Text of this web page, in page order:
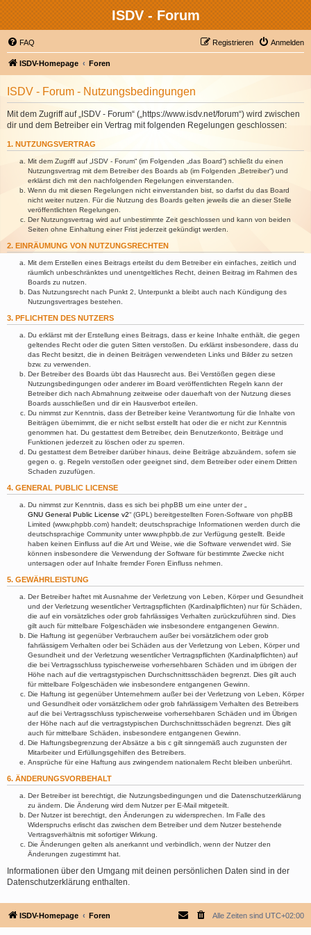
ISDV - Forum
FAQ Anmelden
Registrieren
ISDV-Homepage Foren
ISDV - Forum - Nutzungsbedingungen
Mit dem Zugriff auf „ISDV - Forum“ („https://www.isdv.net/forum“) wird zwischen
dir und dem Betreiber ein Vertrag mit folgenden Regelungen geschlossen:
1. NUTZUNGSVERTRAG
Mit dem Zugriff auf „ISDV - Forum“ (im Folgenden „das Board“) schließt du einen
Nutzungsvertrag mit dem Betreiber des Boards ab (im Folgenden „Betreiber“) und
erklärst dich mit den nachfolgenden Regelungen einverstanden.
Wenn du mit diesen Regelungen nicht einverstanden bist, so darfst du das Board
nicht weiter nutzen. Für die Nutzung des Boards gelten jeweils die an dieser Stelle
veröffentlichten Regelungen.
Der Nutzungsvertrag wird auf unbestimmte Zeit geschlossen und kann von beiden
Seiten ohne Einhaltung einer Frist jederzeit gekündigt werden.
2. EINRÄUMUNG VON NUTZUNGSRECHTEN
Mit dem Erstellen eines Beitrags erteilst du dem Betreiber ein einfaches, zeitlich und
räumlich unbeschränktes und unentgeltliches Recht, deinen Beitrag im Rahmen des
Boards zu nutzen.
Das Nutzungsrecht nach Punkt 2, Unterpunkt a bleibt auch nach Kündigung des
Nutzungsvertrages bestehen.
3. PFLICHTEN DES NUTZERS
Du erklärst mit der Erstellung eines Beitrags, dass er keine Inhalte enthält, die gegen
geltendes Recht oder die guten Sitten verstoßen. Du erklärst insbesondere, dass du
das Recht besitzt, die in deinen Beiträgen verwendeten Links und Bilder zu setzen
bzw. zu verwenden.
Der Betreiber des Boards übt das Hausrecht aus. Bei Verstößen gegen diese
Nutzungsbedingungen oder anderer im Board veröffentlichten Regeln kann der
Betreiber dich nach Abmahnung zeitweise oder dauerhaft von der Nutzung dieses
Boards ausschließen und dir ein Hausverbot erteilen.
Du nimmst zur Kenntnis, dass der Betreiber keine Verantwortung für die Inhalte von
Beiträgen übernimmt, die er nicht selbst erstellt hat oder die er nicht zur Kenntnis
genommen hat. Du gestattest dem Betreiber, dein Benutzerkonto, Beiträge und
Funktionen jederzeit zu löschen oder zu sperren.
Du gestattest dem Betreiber darüber hinaus, deine Beiträge abzuändern, sofern sie
gegen o. g. Regeln verstoßen oder geeignet sind, dem Betreiber oder einem Dritten
Schaden zuzufügen.
4. GENERAL PUBLIC LICENSE
Du nimmst zur Kenntnis, dass es sich bei phpBB um eine unter der „
GNU General Public License v2“ (GPL) bereitgestellten Foren-Software von phpBB
Limited (www.phpbb.com) handelt; deutschsprachige Informationen werden durch die
deutschsprachige Community unter www.phpbb.de zur Verfügung gestellt. Beide
haben keinen Einfluss auf die Art und Weise, wie die Software verwendet wird. Sie
können insbesondere die Verwendung der Software für bestimmte Zwecke nicht
untersagen oder auf Inhalte fremder Foren Einfluss nehmen.
5. GEWÄHRLEISTUNG
Der Betreiber haftet mit Ausnahme der Verletzung von Leben, Körper und Gesundheit
und der Verletzung wesentlicher Vertragspflichten (Kardinalpflichten) nur für Schäden,
die auf ein vorsätzliches oder grob fahrlässiges Verhalten zurückzuführen sind. Dies
gilt auch für mittelbare Folgeschäden wie insbesondere entgangenen Gewinn.
Die Haftung ist gegenüber Verbrauchern außer bei vorsätzlichem oder grob
fahrlässigem Verhalten oder bei Schäden aus der Verletzung von Leben, Körper und
Gesundheit und der Verletzung wesentlicher Vertragspflichten (Kardinalpflichten) auf
die bei Vertragsschluss typischerweise vorhersehbaren Schäden und im übrigen der
Höhe nach auf die vertragstypischen Durchschnittsschäden begrenzt. Dies gilt auch
für mittelbare Folgeschäden wie insbesondere entgangenen Gewinn.
Die Haftung ist gegenüber Unternehmern außer bei der Verletzung von Leben, Körper
und Gesundheit oder vorsätzlichem oder grob fahrlässigem Verhalten des Betreibers
auf die bei Vertragsschluss typischerweise vorhersehbaren Schäden und im Übrigen
der Höhe nach auf die vertragstypischen Durchschnittsschäden begrenzt. Dies gilt
auch für mittelbare Schäden, insbesondere entgangenen Gewinn.
Die Haftungsbegrenzung der Absätze a bis c gilt sinngemäß auch zugunsten der
Mitarbeiter und Erfüllungsgehilfen des Betreibers.
Ansprüche für eine Haftung aus zwingendem nationalem Recht bleiben unberührt.
6. ÄNDERUNGSVORBEHALT
Der Betreiber ist berechtigt, die Nutzungsbedingungen und die Datenschutzerklärung
zu ändern. Die Änderung wird dem Nutzer per E-Mail mitgeteilt.
Der Nutzer ist berechtigt, den Änderungen zu widersprechen. Im Falle des
Widerspruchs erlischt das zwischen dem Betreiber und dem Nutzer bestehende
Vertragsverhältnis mit sofortiger Wirkung.
Die Änderungen gelten als anerkannt und verbindlich, wenn der Nutzer den
Änderungen zugestimmt hat.
Informationen über den Umgang mit deinen persönlichen Daten sind in der
Datenschutzerklärung enthalten.
ISDV-Homepage Foren Alle Zeiten sind UTC+02:00